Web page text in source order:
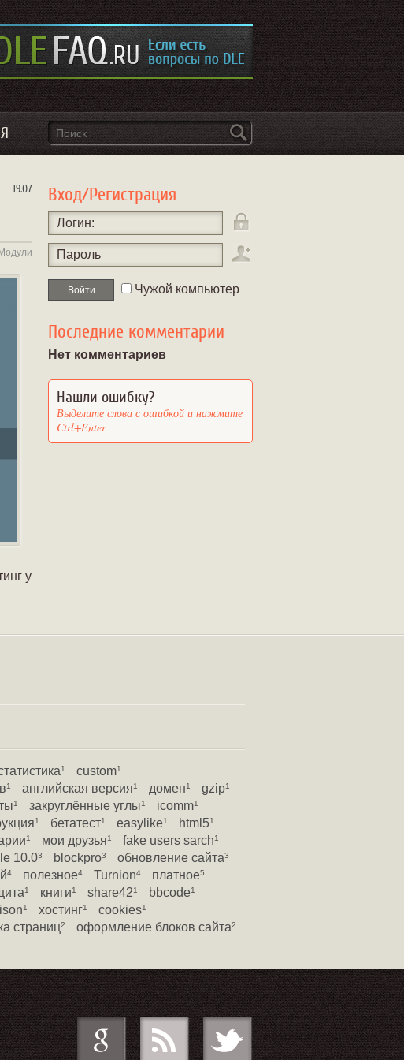
19.07
Модули
у
Вход/Регистрация
Логин:
Пароль
Чужой компьютер
Последние комментарии
Нет комментариев
Нашли ошибку?
Выделите слова с ошибкой и нажмите
Ctrl+Enter
1 custom1
1 английская версия1 домен1 gzip1
1 закруглённые углы1 icomm1
1 бетатест1 easylike1 html51
1 мои друзья1 fake users sarch1
10.03 blockpro3 обновление сайта3
4 полезное4 Turnion4 платное5
1 книги1 share421 bbcode1
1 хостинг1 cookies1
страниц2 оформление блоков сайта2